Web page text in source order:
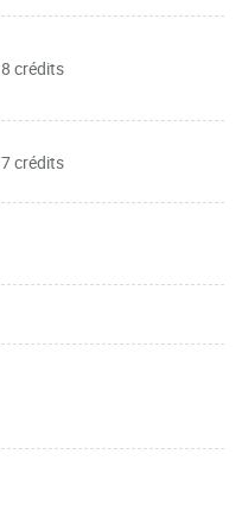
8 crédits
7 crédits